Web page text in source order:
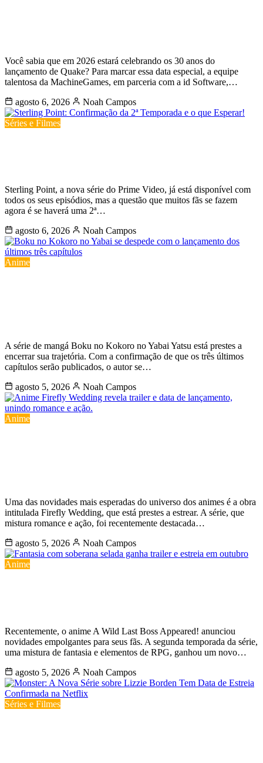
Você sabia que em 2026 estará celebrando os 30 anos do
lançamento de Quake? Para marcar essa data especial, a equipe
talentosa da MachineGames, em parceria com a id Software,…
agosto 6, 2026
Noah Campos
Séries e Filmes
Sterling Point, a nova série do Prime Video, já está disponível com
todos os seus episódios, mas a questão que muitos fãs se fazem
agora é se haverá uma 2ª…
agosto 6, 2026
Noah Campos
Anime
A série de mangá Boku no Kokoro no Yabai Yatsu está prestes a
encerrar sua trajetória. Com a confirmação de que os três últimos
capítulos serão publicados, o autor se…
agosto 5, 2026
Noah Campos
Anime
Uma das novidades mais esperadas do universo dos animes é a obra
intitulada Firefly Wedding, que está prestes a estrear. A série, que
mistura romance e ação, foi recentemente destacada…
agosto 5, 2026
Noah Campos
Anime
Recentemente, o anime A Wild Last Boss Appeared! anunciou
novidades empolgantes para seus fãs. A segunda temporada da série,
uma mistura de fantasia e elementos de RPG, ganhou um novo…
agosto 5, 2026
Noah Campos
Séries e Filmes